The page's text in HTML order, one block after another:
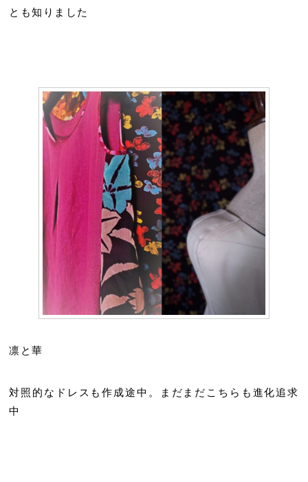
とも知りました
凛と華
対照的なドレスも作成途中。まだまだこちらも進化追求
中